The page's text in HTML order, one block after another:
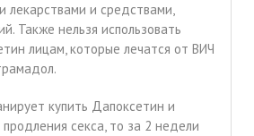
лекарствами и средствами,
Также нельзя использовать
лицам, которые лечатся от ВИЧ
купить Дапоксетин и
секса, то за 2 недели